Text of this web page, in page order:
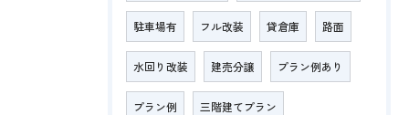
駐車場有 フル改装 貸倉庫 路面
水回り改装 建売分譲 プラン例あり
プラン例 三階建てプラン